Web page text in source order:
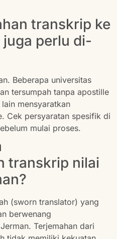
transkrip ke
perlu di-
Beberapa universitas
tersumpah tanpa apostille
mensyaratkan
Cek persyaratan spesifik di
mulai proses.
transkrip nilai
(sworn translator) yang
berwenang
Terjemahan dari